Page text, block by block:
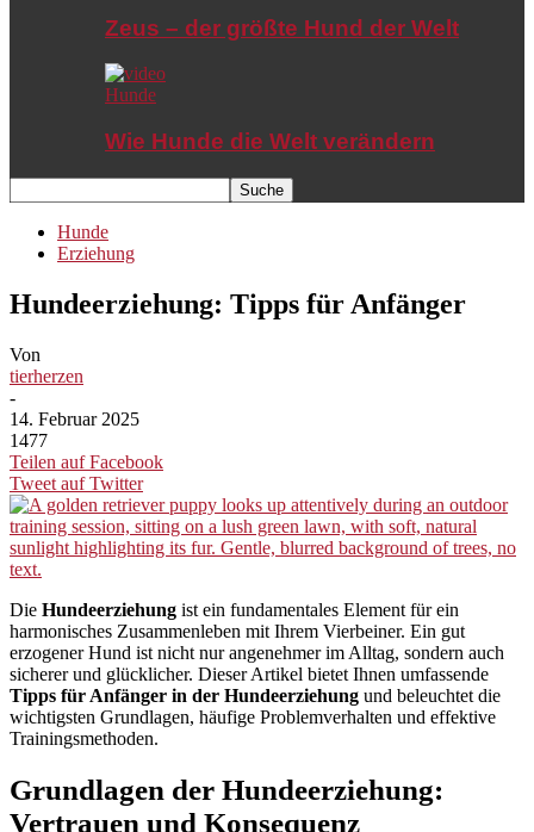
Zeus – der größte Hund der Welt
Hunde
Wie Hunde die Welt verändern
Hunde
Erziehung
Hundeerziehung: Tipps für Anfänger
Von
tierherzen
-
14. Februar 2025
1477
Teilen auf Facebook
Tweet auf Twitter
Die Hundeerziehung ist ein fundamentales Element für ein
harmonisches Zusammenleben mit Ihrem Vierbeiner. Ein gut
erzogener Hund ist nicht nur angenehmer im Alltag, sondern auch
sicherer und glücklicher. Dieser Artikel bietet Ihnen umfassende
Tipps für Anfänger in der Hundeerziehung und beleuchtet die
wichtigsten Grundlagen, häufige Problemverhalten und effektive
Trainingsmethoden.
Grundlagen der Hundeerziehung:
Vertrauen und Konsequenz